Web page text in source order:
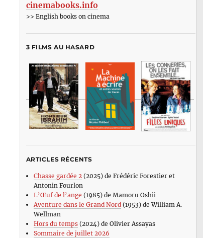
cinemabooks.info
>> English books on cinema
3 FILMS AU HASARD
ARTICLES RÉCENTS
Chasse gardée 2(2025) de Frédéric Forestier et
Antonin Fourlon
L’Œuf de l’ange (1985) de Mamoru Oshii
Aventure dans le Grand Nord(1953) de William A.
Wellman
Hors du temps(2024) de Olivier Assayas
Sommaire de juillet 2026